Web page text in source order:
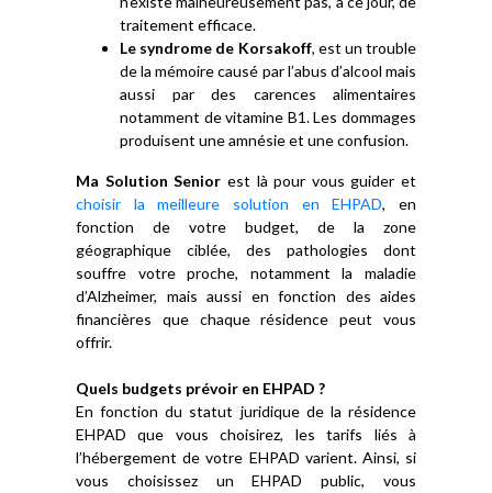
traitement efficace.
Le syndrome de Korsakoff, est un trouble
de la mémoire causé par l’abus d’alcool mais
aussi par des carences alimentaires
notamment de vitamine B1. Les dommages
produisent une amnésie et une confusion.
Ma Solution Senior est là pour vous guider et
choisir la meilleure solution en EHPAD, en
fonction de votre budget, de la zone
géographique ciblée, des pathologies dont
souffre votre proche, notamment la maladie
d’Alzheimer, mais aussi en fonction des aides
financières que chaque résidence peut vous
offrir.
Quels budgets prévoir en EHPAD ?
En fonction du statut juridique de la résidence
EHPAD que vous choisirez, les tarifs liés à
l’hébergement de votre EHPAD varient. Ainsi, si
vous choisissez un EHPAD public, vous